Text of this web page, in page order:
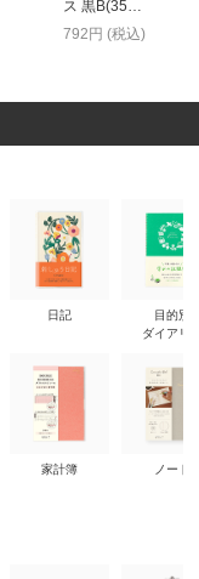
ス 黒B(35…
792円 (税込)
日記
家計簿
目的別
ダイアリ
ノート